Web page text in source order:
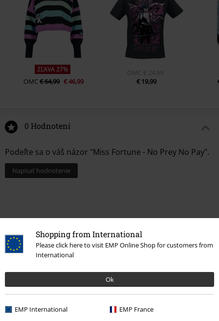
Shopping from International
Please click here to visit EMP Online Shop for customers from
International
Ok
EMP International EMP France
ZĽAVA 27%
OMC€ 64,99 € 46,99
OMC € 24,99
€ 19,99
0 Hodnotení
Podeľte sa o váš názor "Miss Fortune - No Prey No Pay".
Napísať hodnotenie
Naposledy navštívené